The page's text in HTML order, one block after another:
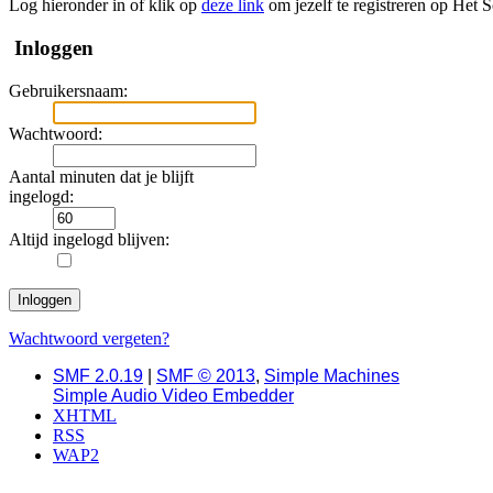
Log hieronder in of klik op deze link om jezelf te registreren op Het
Inloggen
Gebruikersnaam:
Wachtwoord:
Aantal minuten dat je blijft
ingelogd:
Altijd ingelogd blijven:
Wachtwoord vergeten?
SMF 2.0.19
SMF © 2013, Simple Machines
Simple Audio Video Embedder
XHTML
RSS
WAP2